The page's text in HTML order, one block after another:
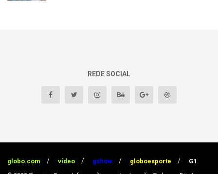
REDE SOCIAL
globo.com vídeo gshow globoesporte G1